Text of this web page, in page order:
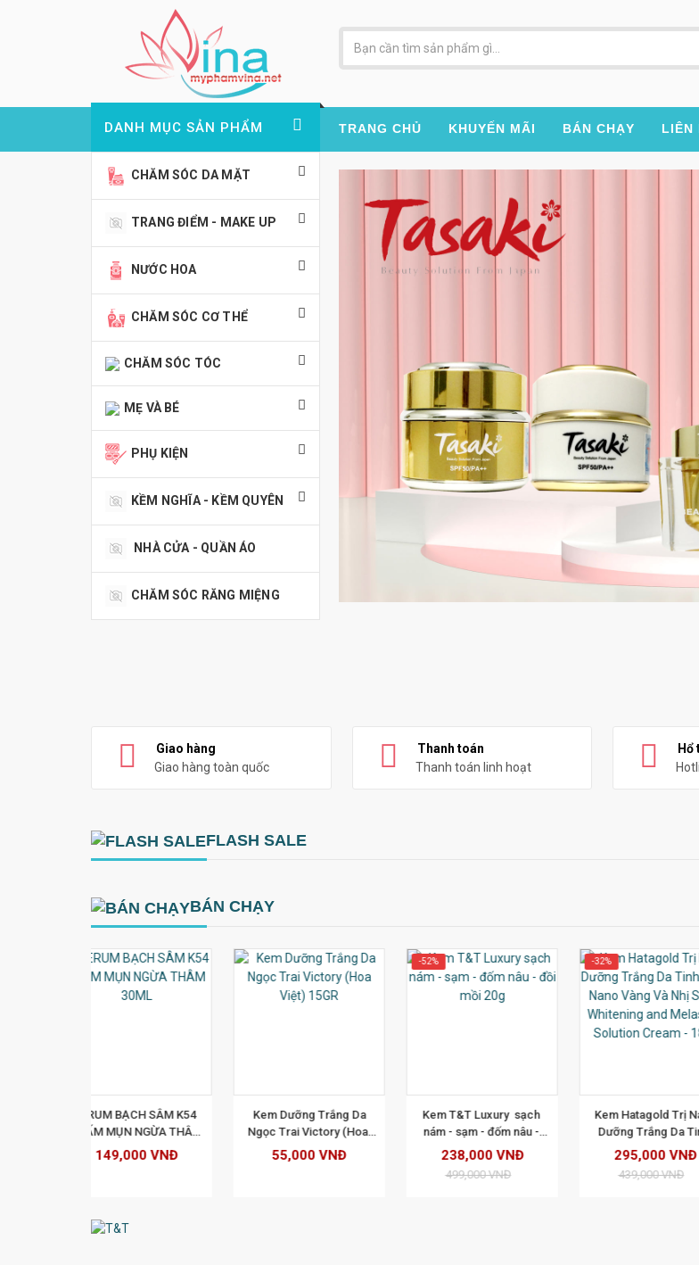
DANH MỤC SẢN PHẨM
CHĂM SÓC DA MẶT
TRANG ĐIỂM - MAKE UP
NƯỚC HOA
CHĂM SÓC CƠ THỂ
CHĂM SÓC TÓC
MẸ VÀ BÉ
PHỤ KIỆN
KỀM NGHĨA - KỀM QUYÊN
NHÀ CỬA - QUẦN ÁO
CHĂM SÓC RĂNG MIỆNG
TRANG CHỦ KHUYẾN MÃI BÁN CHẠY LIÊN
Giao hàng
Giao hàng toàn quốc
Thanh toán
Thanh toán linh hoạt
Hổ
FLASH SALE
BÁN CHẠY
Kem Dưỡng Trắng Da
Ngọc Trai Victory (Hoa
55,000 VNĐ
-52%
Kem T&T Luxury  sạch
nám - sạm - đốm nâu -
238,000 VNĐ
-32%
Kem Hatagold Trị Nám
Dưỡng Trắng Da Tinh
Chất Nano Vàng Và Nhị
Sen - Whitening and
Melasma Solution Cream
295,000 VNĐ
439,000 VNĐ
-25%
Kem
440,000
590,000